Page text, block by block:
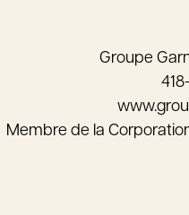
Groupe
Membre de la